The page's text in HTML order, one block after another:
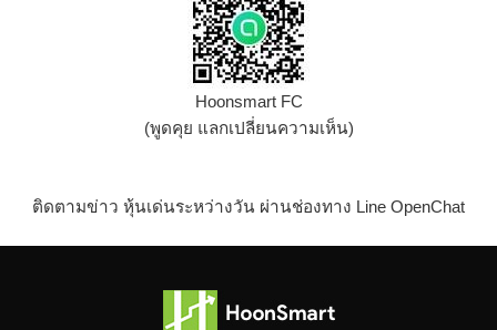
Hoonsmart FC
(พูดคุย แลกเปลี่ยนความเห็น)
ติดตามข่าว หุ้นเด่นระหว่างวัน ผ่านช่องทาง Line OpenChat